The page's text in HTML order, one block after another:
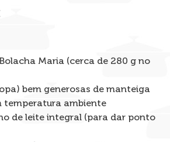
Bolacha Maria (cerca de 280 g no
bem generosas de manteiga
temperatura ambiente
de leite integral (para dar ponto